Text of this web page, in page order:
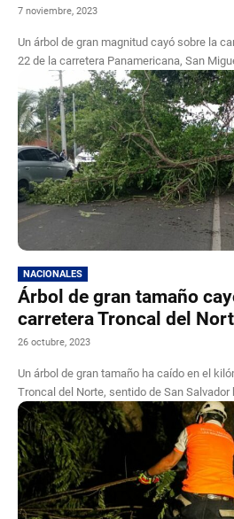
7 noviembre, 2023
Un árbol de gran magnitud cayó sobre la
22 de la carretera Panamericana, San
NACIONALES
Árbol de gran tamaño
carretera Troncal del
26 octubre, 2023
Un árbol de gran tamaño ha caído en el
Troncal del Norte, sentido de San Salvador